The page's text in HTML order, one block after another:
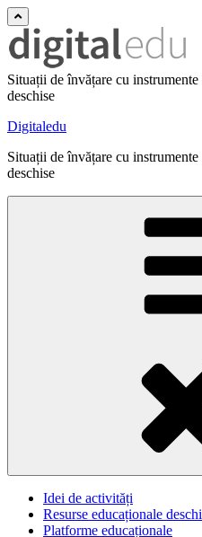
Situații de învățare cu
deschise
Digitaledu
Situații de învățare cu
deschise
Idei de activități
Resurse educaționale
Platforme educaționale